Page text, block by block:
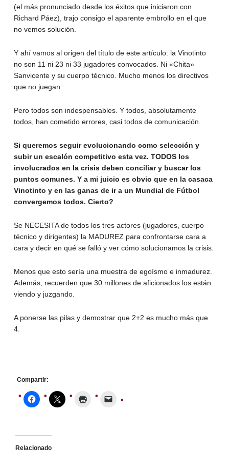
(el más pronunciado desde los éxitos que iniciaron con
Richard Páez), trajo consigo el aparente embrollo en el que
no vemos solución.
Y ahí vamos al origen del título de este artículo: la Vinotinto
no son 11 ni 23 ni 33 jugadores convocados. Ni «Chita»
Sanvicente y su cuerpo técnico. Mucho menos los directivos
que no juegan.
Pero todos son indespensables. Y todos, absolutamente
todos, han cometido errores, casi todos de comunicación.
Si queremos seguir evolucionando como selección y
subir un escalón competitivo esta vez. TODOS los
involucrados en la crisis deben conciliar y buscar los
puntos comunes. Y a mi juicio es obvio que en la casaca
Vinotinto y en las ganas de ir a un Mundial de Fútbol
convergemos todos. Cierto?
Se NECESITA de todos los tres actores (jugadores, cuerpo
técnico y dirigentes) la MADUREZ para confrontarse cara a
cara y decir en qué se falló y ver cómo solucionamos la crisis.
Menos que esto sería una muestra de egoísmo e inmadurez.
Además, recuerden que 30 millones de aficionados los están
viendo y juzgando.
A ponerse las pilas y demostrar que 2+2 es mucho más que
4.
Compartir:
Relacionado